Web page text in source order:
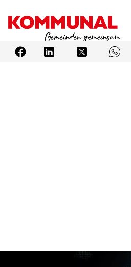
Inhalt